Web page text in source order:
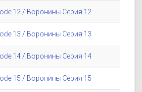
12 / Воронины Серия 12
13 / Воронины Серия 13
14 / Воронины Серия 14
15 / Воронины Серия 15